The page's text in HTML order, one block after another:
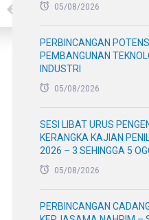
05/08/2026
PERBINCANGAN
PEMBANGUNAN
INDUSTRI
05/08/2026
SESI LIBAT URUS
KERANGKA KAJIAN
2026 – 3 SEHINGGA 5
05/08/2026
PERBINCANGAN